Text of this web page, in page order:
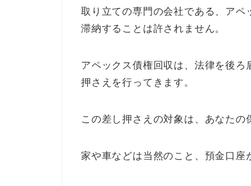
取り立ての専門の会社である、アペ
滞納することは許されません。
アペックス債権回収は、法律を後
押さえを行ってきます。
この差し押さえの対象は、あなたの
家や車などは当然のこと、預金口座